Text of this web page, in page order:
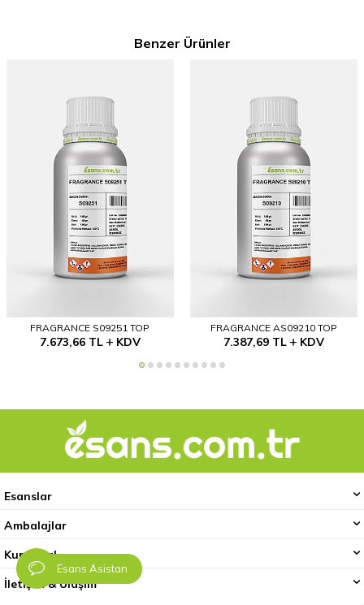
Esans Asistan
Benzer Ürünler
FRAGRANCE S09251 TOP
7.673,66TL KDV
FRAGRANCE AS09210 TOP
7.387,69 TL KDV
Esanslar
Ambalajlar
Kurumsal
İletişim & Ulaşım